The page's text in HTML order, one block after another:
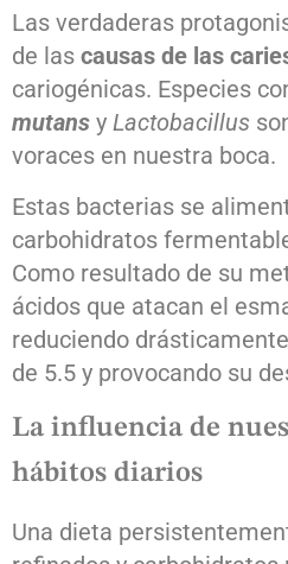
Las verdaderas
de las causas de las
cariogénicas. Especies
mutans y Lactobacillus
voraces en nuestra boca.
Estas bacterias se
carbohidratos
Como resultado de su
ácidos que atacan el
reduciendo
de 5.5 y provocando su
La influencia de
hábitos diarios
Una dieta